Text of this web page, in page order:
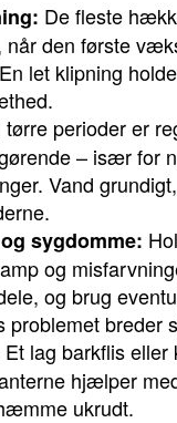
De fleste
når den første
let klipning
tørre perioder er
– især for
Vand
sygdomme:
og
og brug
problemet breder
Et lag barkflis eller
hjælper
ukrudt.